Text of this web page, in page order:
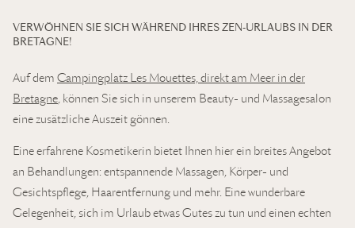
VERWÖHNEN SIE SICH WÄHREND IHRES ZEN-URLAUBS IN DER
BRETAGNE!
Auf dem Campingplatz Les Mouettes, direkt am Meer in der
Bretagne, können Sie sich in unserem Beauty- und Massagesalon
eine zusätzliche Auszeit gönnen.
Eine erfahrene Kosmetikerin bietet Ihnen hier ein breites Angebot
an Behandlungen: entspannende Massagen, Körper- und
Gesichtspflege, Haarentfernung und mehr. Eine wunderbare
Gelegenheit, sich im Urlaub etwas Gutes zu tun und einen echten